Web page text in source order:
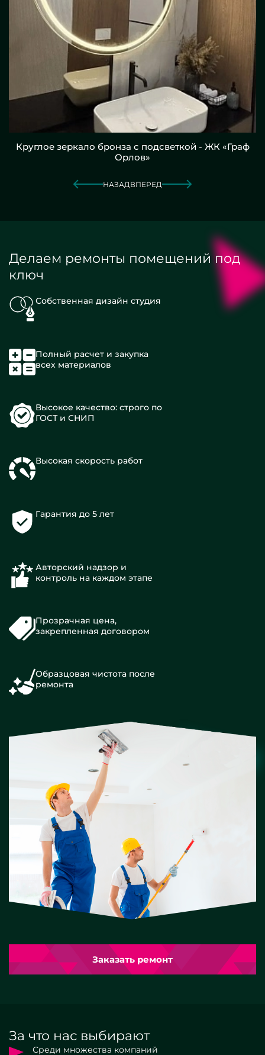
Круглое зеркало бронза с подсветкой - ЖК «Граф
Орлов»
НАЗАД ВПЕРЕД
Делаем ремонты помещений под
ключ
Собственная дизайн студия
Полный расчет и закупка
всех материалов
Высокое качество: строго по
ГОСТ и СНИП
Высокая скорость работ
Гарантия до 5 лет
Авторский надзор и
контроль на каждом этапе
Прозрачная цена,
закрепленная договором
Образцовая чистота после
ремонта
Заказать ремонт
За что нас выбирают
Среди множества компаний